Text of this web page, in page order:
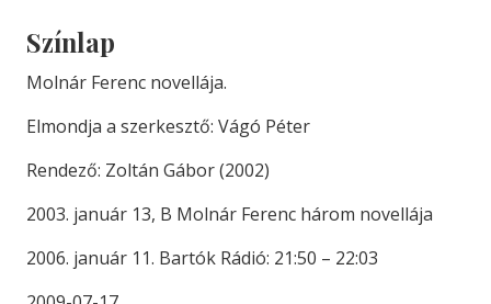
Színlap
Molnár Ferenc novellája.
Elmondja a szerkesztő: Vágó Péter
Rendező: Zoltán Gábor (2002)
2003. január 13, B Molnár Ferenc három novellája
2006. január 11. Bartók Rádió: 21:50 – 22:03